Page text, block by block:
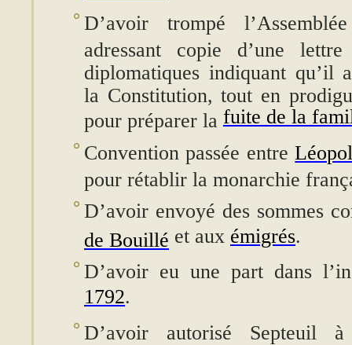
D’avoir trompé
adressant copie d’une
diplomatiques indiquant qu’il
la Constitution, tout en
pour préparer la fuite de la
Convention passée entre
pour rétablir la monarchie
D’avoir envoyé des sommes
de Bouillé et aux émigrés.
D’avoir eu une part dans
1792.
D’avoir autorisé Septeuil